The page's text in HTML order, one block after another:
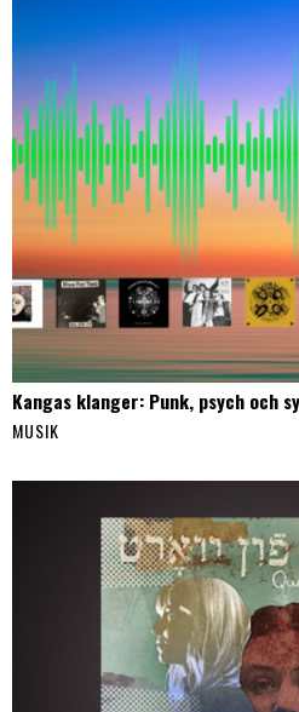
Kangas klanger: Punk, psych och
MUSIK